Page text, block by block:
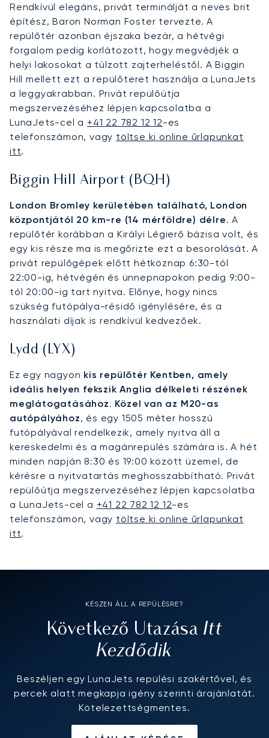
Rendkívül elegáns, privát terminálját a neves brit
építész, Baron Norman Foster tervezte. A
repülőtér azonban éjszaka bezár, a hétvégi
forgalom pedig korlátozott, hogy megvédjék a
helyi lakosokat a túlzott zajterheléstől. A Biggin
Hill mellett ezt a repülőteret használja a LunaJets
a leggyakrabban. Privát repülőútja
megszervezéséhez lépjen kapcsolatba a
LunaJets-cel a +41 22 782 12 12-es
telefonszámon, vagy töltse ki online űrlapunkat
itt.
Biggin Hill Airport (BQH)
London Bromley kerületében található, London
központjától 20 km-re (14 mérföldre) délre. A
repülőtér korábban a Királyi Légierő bázisa volt, és
egy kis része ma is megőrizte ezt a besorolását. A
privát repülőgépek előtt hétköznap 6:30-tól
22:00-ig, hétvégén és ünnepnapokon pedig 9:00-
tól 20:00-ig tart nyitva. Előnye, hogy nincs
szükség futópálya-résidő igénylésére, és a
használati díjak is rendkívül kedvezőek.
Lydd (LYX)
Ez egy nagyon kis repülőtér Kentben, amely
ideális helyen fekszik Anglia délkeleti részének
meglátogatásához. Közel van az M20-as
autópályához, és egy 1505 méter hosszú
futópályával rendelkezik, amely nyitva áll a
kereskedelmi és a magánrepülés számára is. A hét
minden napján 8:30 és 19:00 között üzemel, de
kérésre a nyitvatartás meghosszabbítható. Privát
repülőútja megszervezéséhez lépjen kapcsolatba
a LunaJets-cel a +41 22 782 12 12-es
telefonszámon, vagy töltse ki online űrlapunkat
itt.
KÉSZEN ÁLL A REPÜLÉSRE?
Következő Utazása Itt
Kezdődik
Beszéljen egy LunaJets repülési szakértővel, és
percek alatt megkapja igény szerinti árajánlatát.
Kötelezettségmentes.